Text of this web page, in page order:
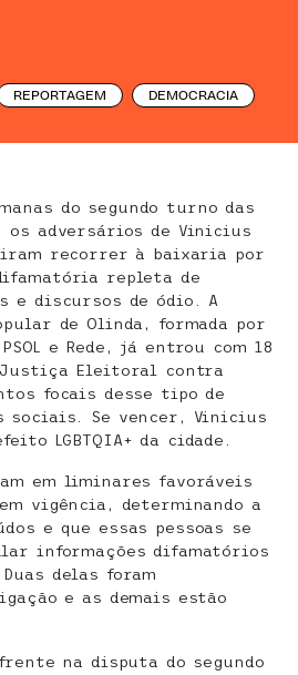
REPORTAGEM DEMOCRACIA
do segundo turno das
os adversários de Vinicius
recorrer à baixaria por
repleta de
e discursos de ódio. A
de Olinda, formada por
PSOL e Rede, já entrou com 18
Justiça Eleitoral contra
focais desse tipo de
sociais. Se vencer, Vinicius
LGBTQIA+ da cidade.
em liminares favoráveis
vigência, determinando a
e que essas pessoas se
informações difamatórios
delas foram
e as demais estão
na disputa do segundo